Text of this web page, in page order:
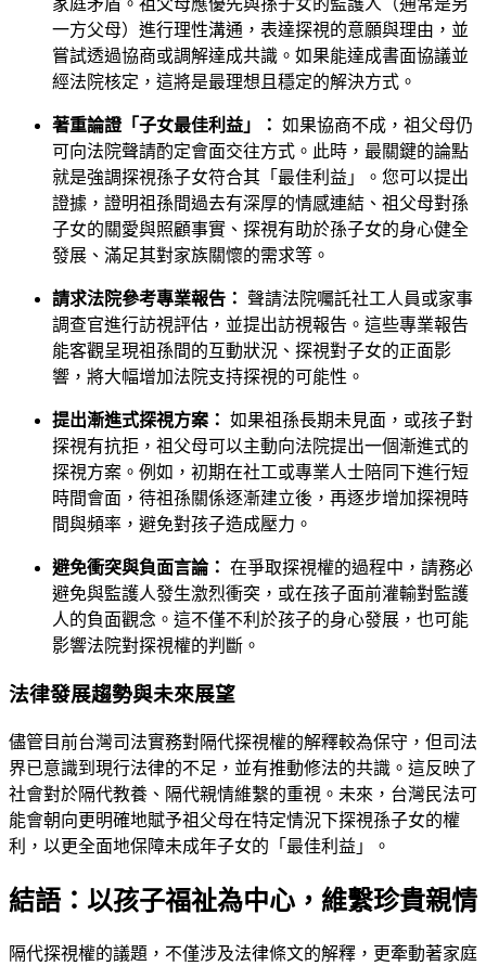
家庭矛盾。祖父母應優先與孫子女的監護人（通常是另
一方父母）進行理性溝通，表達探視的意願與理由，並
嘗試透過協商或調解達成共識。如果能達成書面協議並
經法院核定，這將是最理想且穩定的解決方式。
著重論證「子女最佳利益」： 如果協商不成，祖父母仍
可向法院聲請酌定會面交往方式。此時，最關鍵的論點
就是強調探視孫子女符合其「最佳利益」。您可以提出
證據，證明祖孫間過去有深厚的情感連結、祖父母對孫
子女的關愛與照顧事實、探視有助於孫子女的身心健全
發展、滿足其對家族關懷的需求等。
請求法院參考專業報告： 聲請法院囑託社工人員或家事
調查官進行訪視評估，並提出訪視報告。這些專業報告
能客觀呈現祖孫間的互動狀況、探視對子女的正面影
響，將大幅增加法院支持探視的可能性。
提出漸進式探視方案： 如果祖孫長期未見面，或孩子對
探視有抗拒，祖父母可以主動向法院提出一個漸進式的
探視方案。例如，初期在社工或專業人士陪同下進行短
時間會面，待祖孫關係逐漸建立後，再逐步增加探視時
間與頻率，避免對孩子造成壓力。
避免衝突與負面言論： 在爭取探視權的過程中，請務必
避免與監護人發生激烈衝突，或在孩子面前灌輸對監護
人的負面觀念。這不僅不利於孩子的身心發展，也可能
影響法院對探視權的判斷。
法律發展趨勢與未來展望
儘管目前台灣司法實務對隔代探視權的解釋較為保守，但司法
界已意識到現行法律的不足，並有推動修法的共識。這反映了
社會對於隔代教養、隔代親情維繫的重視。未來，台灣民法可
能會朝向更明確地賦予祖父母在特定情況下探視孫子女的權
利，以更全面地保障未成年子女的「最佳利益」。
結語：以孩子福祉為中心，維繫珍貴親情
隔代探視權的議題，不僅涉及法律條文的解釋，更牽動著家庭